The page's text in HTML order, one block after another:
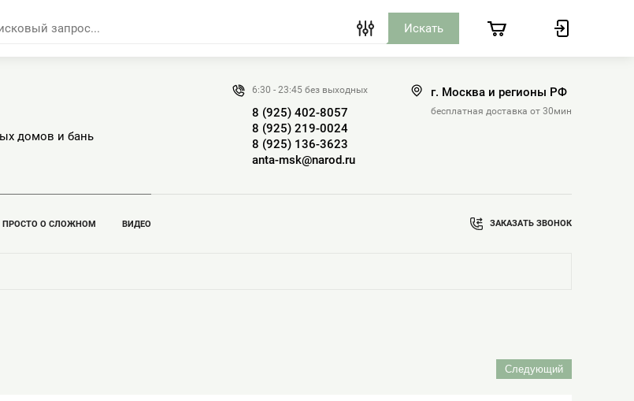
домов и бань
6:30 - 23:45 без выходных
8 (925) 402-8057
8 (925) 219-0024
8 (925) 136-3623
anta-msk@narod.ru
г. Москва и регионы РФ
бесплатная доставка от 30мин
ПРОСТО О СЛОЖНОМ ВИДЕО ЗАКАЗАТЬ ЗВОНОК
Следующий